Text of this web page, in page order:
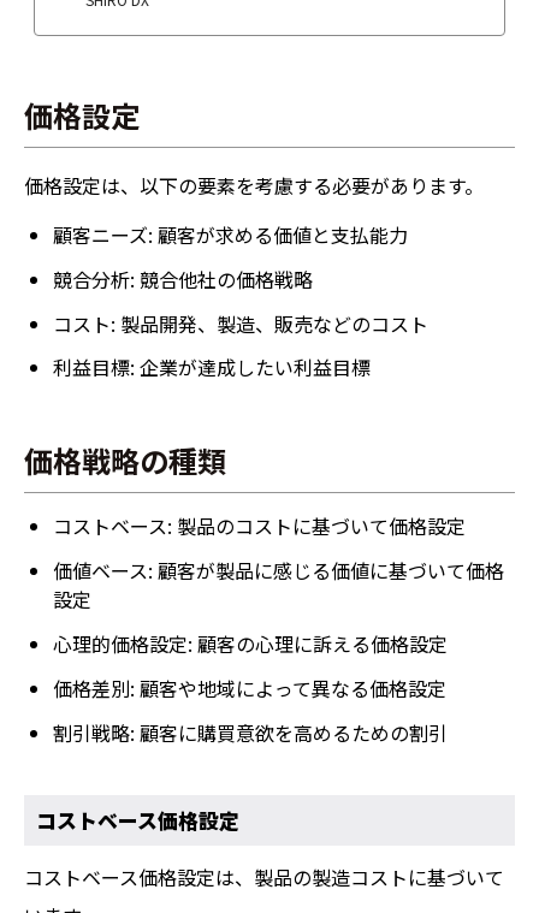
価格設定
価格設定は、以下の要素を考慮する必要があります。
顧客ニーズ: 顧客が求める価値と支払能力
競合分析: 競合他社の価格戦略
コスト: 製品開発、製造、販売などのコスト
利益目標: 企業が達成したい利益目標
価格戦略の種類
コストベース: 製品のコストに基づいて価格設定
価値ベース: 顧客が製品に感じる価値に基づいて価格
設定
心理的価格設定: 顧客の心理に訴える価格設定
価格差別: 顧客や地域によって異なる価格設定
割引戦略: 顧客に購買意欲を高めるための割引
コストベース価格設定
コストベース価格設定は、製品の製造コストに基づいて